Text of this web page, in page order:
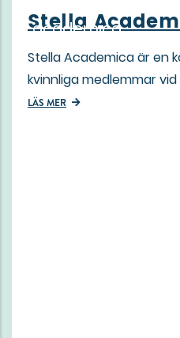
Stella
Stella Academica är en
kvinnliga medlemmar
LÄS MER